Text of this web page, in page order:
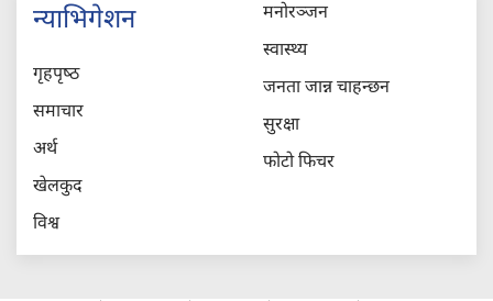
न्याभिगेशन
गृहपृष्‍ठ
समाचार
अर्थ
खेलकुद
विश्व
मनोरञ्जन
स्वास्थ्य
जनता जान्न चाहन्छन
सुरक्षा
फोटो फिचर